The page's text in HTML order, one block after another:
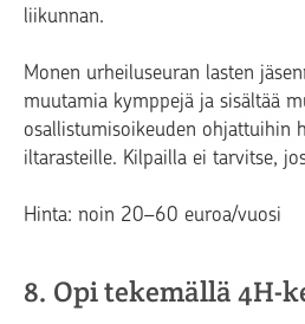
liikunnan.
Monen urheiluseuran lasten
muutamia kymppejä ja sisältää
osallistumisoikeuden ohjattuihin
iltarasteille. Kilpailla ei tarvitse,
Hinta: noin 20–60 euroa/vuosi
8. Opi tekemällä 4H-